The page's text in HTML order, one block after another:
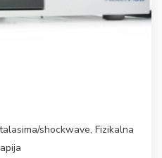
shockwave, Fizikalna